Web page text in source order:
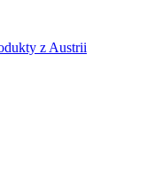
z Austrii